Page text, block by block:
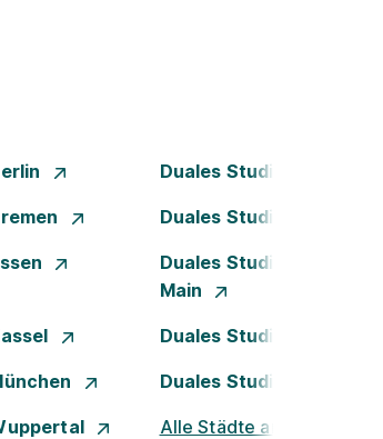
Duales Studium Bielefeld
Duales Studium
Duales Studium
Main
Duales Studium Köln
Duales Studium Nürnberg
Alle Städte ansehen